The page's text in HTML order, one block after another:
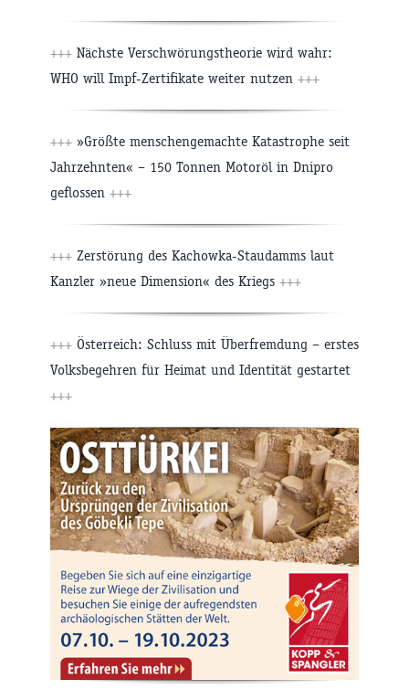
+++ Nächste Verschwörungstheorie wird wahr:
WHO will Impf-Zertifikate weiter nutzen +++
+++ »Größte menschengemachte Katastrophe seit
Jahrzehnten« – 150 Tonnen Motoröl in Dnipro
geflossen +++
+++ Zerstörung des Kachowka-Staudamms laut
Kanzler »neue Dimension« des Kriegs +++
+++ Österreich: Schluss mit Überfremdung – erstes
Volksbegehren für Heimat und Identität gestartet
+++